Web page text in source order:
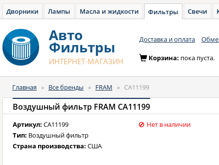
Дворники Лампы Масла и жидкости Фильтры Свечи
Авто
Фильтры
ИНТЕРНЕТ-МАГАЗИН
Доставка и оплата
Корзина: пока пуста.
Главная » Все бренды » FRAM » CA11199
Воздушный фильтр FRAM CA11199
Артикул: CA11199
Тип: Воздушный фильтр
Страна производства: США
Нет в наличии